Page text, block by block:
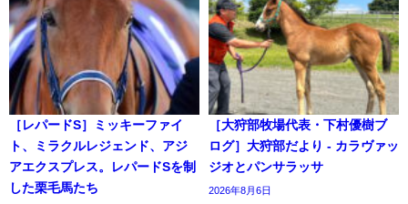
［レパードS］ミッキーファイ
ト、ミラクルレジェンド、アジ
アエクスプレス。レパードSを制
した栗毛馬たち
［大狩部牧場代表・下村優樹ブ
ログ］大狩部だより - カラヴァッ
ジオとパンサラッサ
2026年8月6日